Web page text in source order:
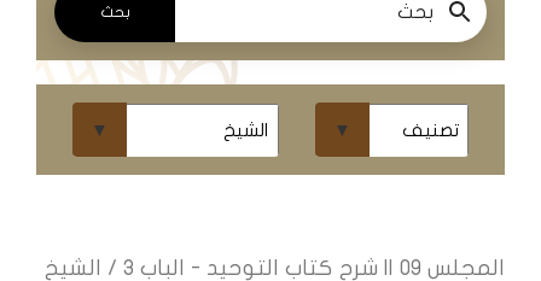
الدروس
ومحاضرات
المباشر
بحث
المجلس 09 || شرح كتاب التوحيد - الباب ٣ / الشيخ